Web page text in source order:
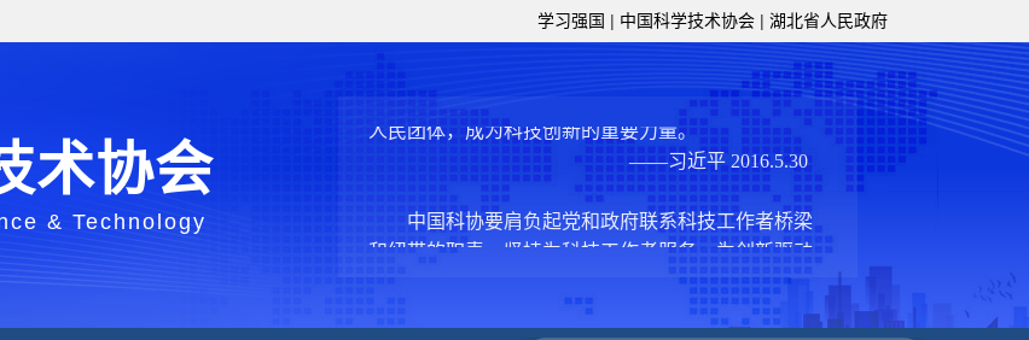
学习强国 | 中国科学技术协会 | 湖北省人民政府
术协会
& Technology
结引领广大科技工作者积极进军科技创新，组织开展
创新争先行动，促进科技繁荣发展，促进科学普及和
推广，真正成为党领导下团结联系广大科技工作者的
人民团体，成为科技创新的重要力量。
——习近平 2016.5.30
中国科协要肩负起党和政府联系科技工作者桥梁
和纽带的职责，坚持为科技工作者服务、为创新驱动
发展服务、为提高全民科学素质服务、为党和政府科
学决策服务，更广泛地把广大科技工作者团结在党的
周围，弘扬科学家精神，涵养优良学风。要坚持面向